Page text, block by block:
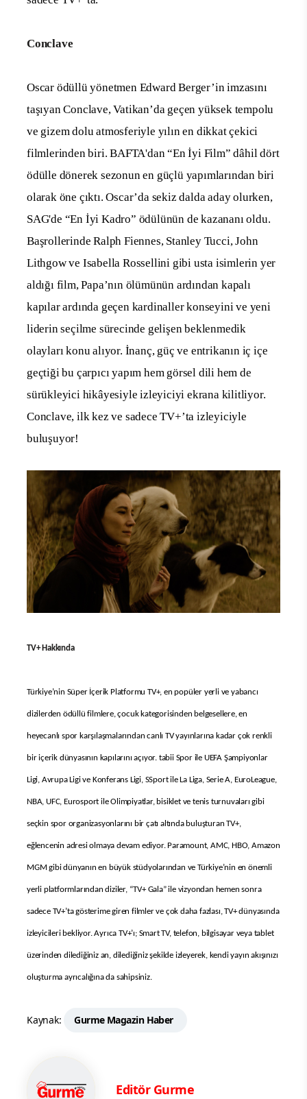
Conclave
Oscar ödüllü yönetmen Edward Berger’in imzasını
taşıyan Conclave, Vatikan’da geçen yüksek tempolu
ve gizem dolu atmosferiyle yılın en dikkat çekici
filmlerinden biri. BAFTA'dan “En İyi Film” dâhil dört
ödülle dönerek sezonun en güçlü yapımlarından biri
olarak öne çıktı. Oscar’da sekiz dalda aday olurken,
SAG'de “En İyi Kadro” ödülünün de kazananı oldu.
Başrollerinde Ralph Fiennes, Stanley Tucci, John
Lithgow ve Isabella Rossellini gibi usta isimlerin yer
aldığı film, Papa’nın ölümünün ardından kapalı
kapılar ardında geçen kardinaller konseyini ve yeni
liderin seçilme sürecinde gelişen beklenmedik
olayları konu alıyor. İnanç, güç ve entrikanın iç içe
geçtiği bu çarpıcı yapım hem görsel dili hem de
sürükleyici hikâyesiyle izleyiciyi ekrana kilitliyor.
Conclave, ilk kez ve sadece TV+’ta izleyiciyle
buluşuyor!
TV+ Hakkında
Türkiye’nin Süper İçerik Platformu TV+, en popüler yerli ve yabancı
dizilerden ödüllü filmlere, çocuk kategorisinden belgesellere, en
heyecanlı spor karşılaşmalarından canlı TV yayınlarına kadar çok renkli
bir içerik dünyasının kapılarını açıyor. tabii Spor ile UEFA Şampiyonlar
Ligi, Avrupa Ligi ve Konferans Ligi, SSport ile La Liga, Serie A, EuroLeague,
NBA, UFC, Eurosport ile Olimpiyatlar, bisiklet ve tenis turnuvaları gibi
seçkin spor organizasyonlarını bir çatı altında buluşturan TV+,
eğlencenin adresi olmaya devam ediyor. Paramount, AMC, HBO, Amazon
MGM gibi dünyanın en büyük stüdyolarından ve Türkiye’nin en önemli
yerli platformlarından diziler, “TV+ Gala” ile vizyondan hemen sonra
sadece TV+’ta gösterime giren filmler ve çok daha fazlası, TV+ dünyasında
izleyicileri bekliyor. Ayrıca TV+’ı; Smart TV, telefon, bilgisayar veya tablet
üzerinden dilediğiniz an, dilediğiniz şekilde izleyerek, kendi yayın akışınızı
oluşturma ayrıcalığına da sahipsiniz.
Kaynak: Gurme Magazin Haber
Editör Gurme